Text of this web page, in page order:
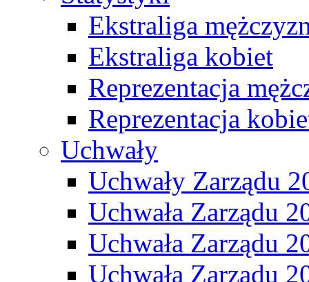
Ekstraliga
Ekstraliga kobiet
Reprezentacja
Reprezentacja
Uchwały
Uchwały Zarządu
Uchwała Zarządu
Uchwała Zarządu
Uchwała Zarządu